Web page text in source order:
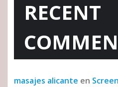
RECENT
masajes alicante en